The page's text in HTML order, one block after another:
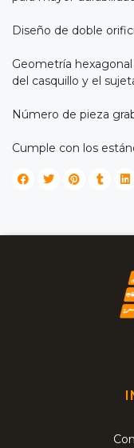
Diseño de doble
Geometría
del casquillo y el
Número de pieza
Cumple con los